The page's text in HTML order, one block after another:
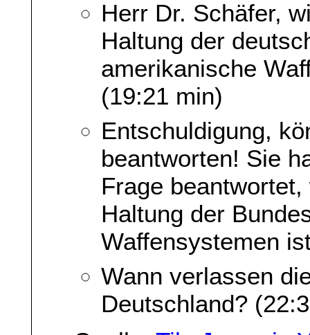
Herr Dr. Schäfer,
Haltung der
amerikanische
(19:21 min)
Entschuldigung,
beantworten! Sie
Frage
Haltung der
Waffensystemen
Wann verlassen
Deutschland?